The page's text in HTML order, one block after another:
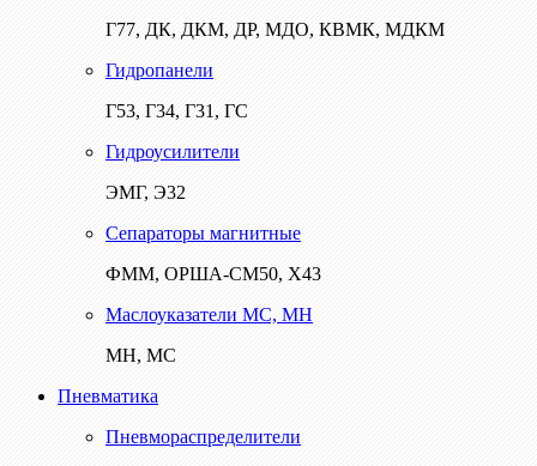
Г77, ДК, ДКМ, ДР, МДО, КВМК, МДКМ
Гидропанели
Г53, Г34, Г31, ГС
Гидроусилители
ЭМГ, Э32
Сепараторы магнитные
ФММ, ОРША-СМ50, Х43
Маслоуказатели МС, МН
МН, МС
Пневматика
Пневмораспределители